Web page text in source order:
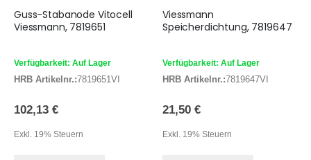
Guss-Stabanode Vitocell
Viessmann, 7819651
Verfügbarkeit: Auf Lager
HRB Artikelnr.:7819651VI
102,13 €
Exkl. 19% Steuern
Viessmann
Speicherdichtung, 7819647
Verfügbarkeit: Auf Lager
HRB Artikelnr.:7819647VI
21,50 €
Exkl. 19% Steuern